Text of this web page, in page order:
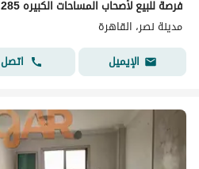
مدينة نصر، القاهرة
الإيميل
اتصل